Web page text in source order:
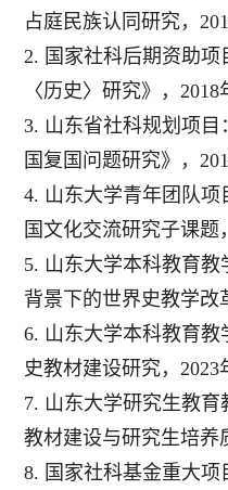
占庭民族认同研究，
2. 国家社科后期资助
〈历史〉研究》，2018
3. 山东省社科规划项目
国复国问题研究》，
4. 山东大学青年团队项
国文化交流研究子课题
5. 山东大学本科教育教
背景下的世界史教学改
6. 山东大学本科教育
史教材建设研究，2023
7. 山东大学研究生教育
教材建设与研究生培养
8. 国家社科基金重大项